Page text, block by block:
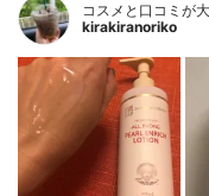
コスメと口コミが
kirakiranoriko